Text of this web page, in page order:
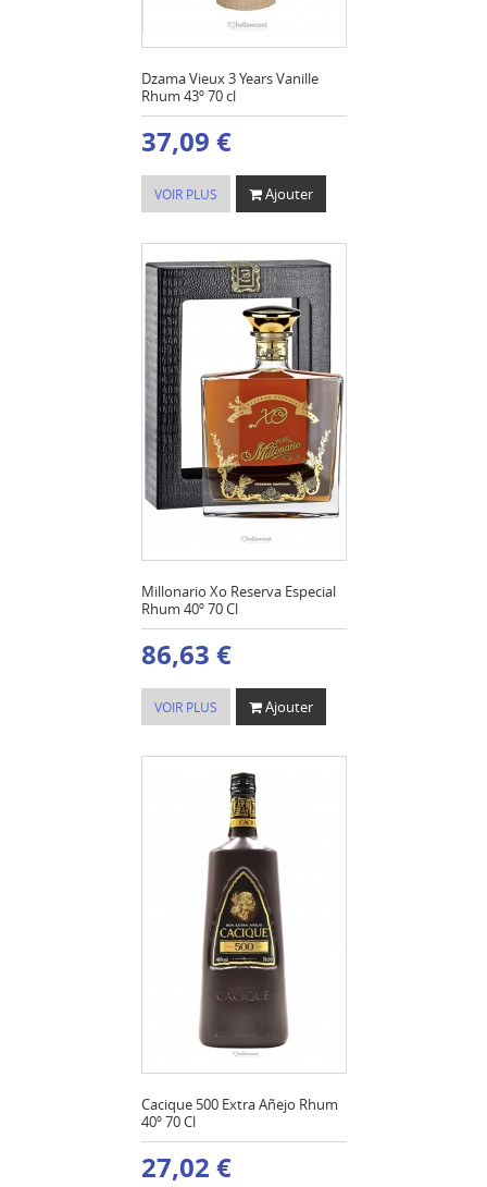
Dzama Vieux 3 Years Vanille
Rhum 43º 70 cl
37,09 €
VOIR PLUS Ajouter
Millonario Xo Reserva Especial
Rhum 40º 70 Cl
86,63 €
VOIR PLUS Ajouter
Cacique 500 Extra Añejo Rhum
40º 70 Cl
27,02 €